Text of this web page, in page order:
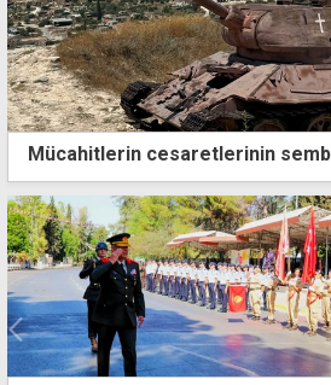
Mücahitlerin cesaretlerinin